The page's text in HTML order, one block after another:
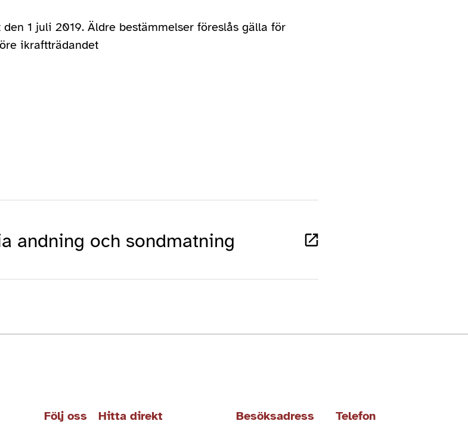
1 juli 2019. Äldre bestämmelser föreslås gälla för
ikraftträdandet
andning och sondmatning
Följ oss
Hitta direkt
Besöksadress
Telefon